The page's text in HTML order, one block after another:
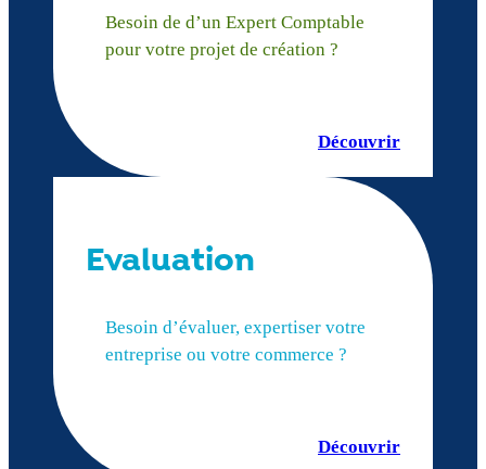
Besoin de d’un Expert Comptable
pour votre projet de création ?
Découvrir
Evaluation
Besoin d’évaluer, expertiser votre
entreprise ou votre commerce ?
Découvrir